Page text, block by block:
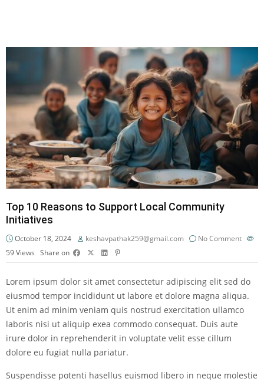
Top 10 Reasons to Support Local Community
Initiatives
October 18, 2024 keshavpathak259@gmail.com
No Comment
59Views Share on
Lorem ipsum dolor sit amet consectetur adipiscing elit sed do
eiusmod tempor incididunt ut labore et dolore magna aliqua.
Ut enim ad minim veniam quis nostrud exercitation ullamco
laboris nisi ut aliquip exea commodo consequat. Duis aute
irure dolor in reprehenderit in voluptate velit esse cillum
dolore eu fugiat nulla pariatur.
Suspendisse potenti hasellus euismod libero in neque molestie